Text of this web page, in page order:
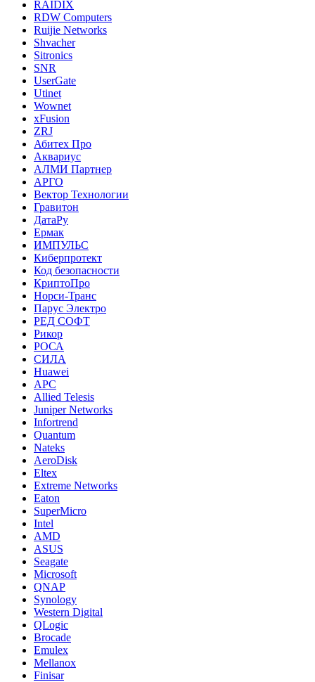
RAIDIX
RDW Computers
Ruijie Networks
Shvacher
Sitronics
SNR
UserGate
Utinet
Wownet
xFusion
ZRJ
Абитех Про
Аквариус
АЛМИ Партнер
АРГО
Вектор Технологии
Гравитон
ДатаРу
Ермак
ИМПУЛЬС
Киберпротект
Код безопасности
КриптоПро
Норси-Транс
Парус Электро
РЕД СОФТ
Рикор
РОСА
СИЛА
Huawei
APC
Allied Telesis
Juniper Networks
Infortrend
Quantum
Nateks
AeroDisk
Eltex
Extreme Networks
Eaton
SuperMicro
Intel
AMD
ASUS
Seagate
Microsoft
QNAP
Synology
Western Digital
QLogic
Brocade
Emulex
Mellanox
Finisar